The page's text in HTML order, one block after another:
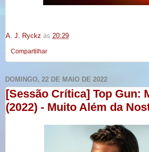
A. J. Ryckz às 20:29
Compartilhar
DOMINGO, 22 DE MAIO DE 2022
[Sessão Crítica] Top Gun:
(2022) - Muito Além da